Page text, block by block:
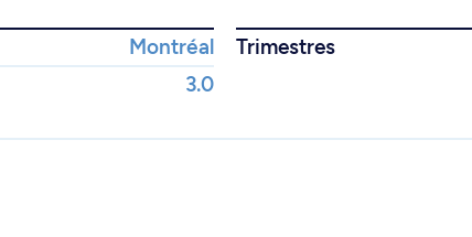
Montréal
Trimestres
3.0